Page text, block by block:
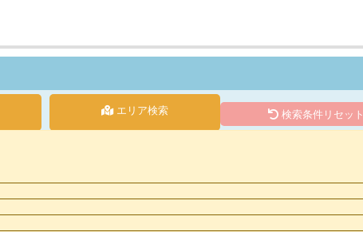
エリア検索 検索条件リセット